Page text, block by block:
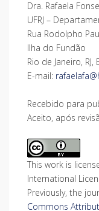
Dra. Rafaela
UFRJ –
Rua Rodolpho
Ilha do Fundão
Rio de Janeiro,
E-mail:
Recebido para
Aceito, após
This work is
International
Previously, the
Commons